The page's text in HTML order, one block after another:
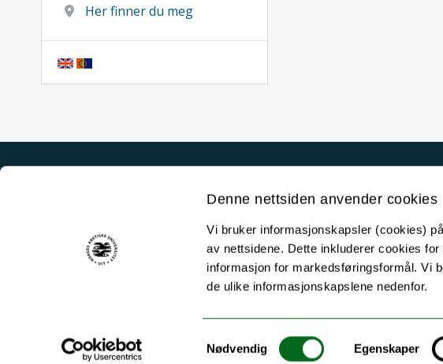
Denne nettsiden anvender cookies
Vi bruker informasjonskapsler (cookies)
av nettsidene. Dette inkluderer cookies
informasjon for markedsføringsformål. Vi
de ulike informasjonskapslene nedenfor.
Samtykkevalg
Nødvendig Egenskaper
Her finner du meg
Driftsmeldinger
Personvern ved UiT
Sikkerhet, beredskap og personvern
Tilgjengelighetserklæring
For media
For skoler
Ledige
English
Logg inn